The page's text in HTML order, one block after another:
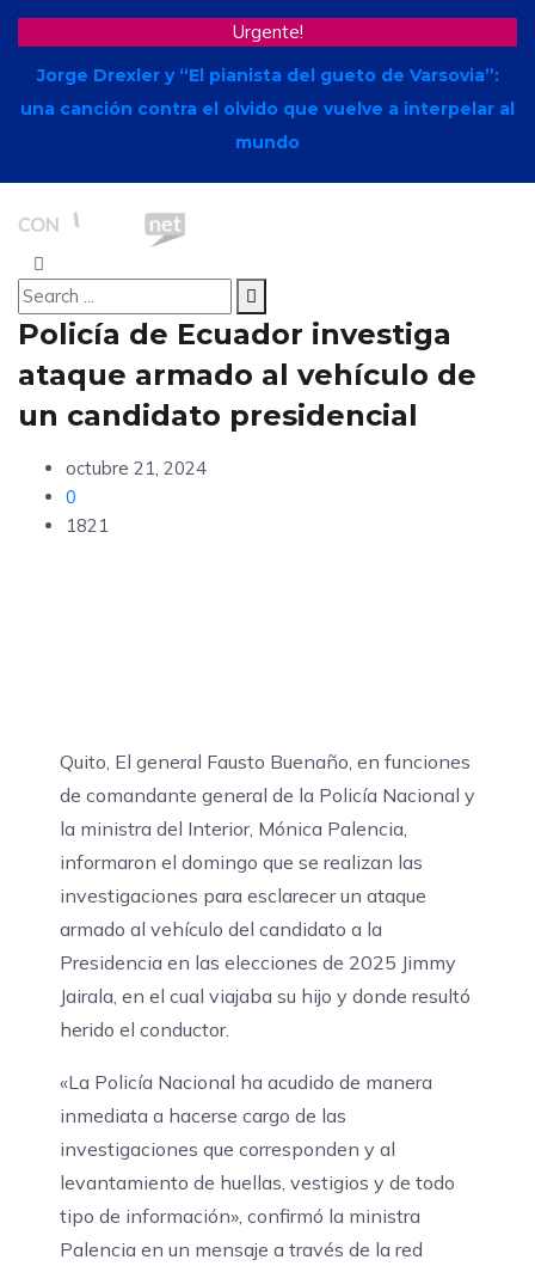
Urgente!
Jorge Drexler y “El pianista del gueto de Varsovia”:
una canción contra el olvido que vuelve a interpelar al
mundo
Policía de Ecuador investiga
ataque armado al vehículo de
un candidato presidencial
octubre 21, 2024
0
1821
Quito, El general Fausto Buenaño, en funciones
de comandante general de la Policía Nacional y
la ministra del Interior, Mónica Palencia,
informaron el domingo que se realizan las
investigaciones para esclarecer un ataque
armado al vehículo del candidato a la
Presidencia en las elecciones de 2025 Jimmy
Jairala, en el cual viajaba su hijo y donde resultó
herido el conductor.
«La Policía Nacional ha acudido de manera
inmediata a hacerse cargo de las
investigaciones que corresponden y al
levantamiento de huellas, vestigios y de todo
tipo de información», confirmó la ministra
Palencia en un mensaje a través de la red